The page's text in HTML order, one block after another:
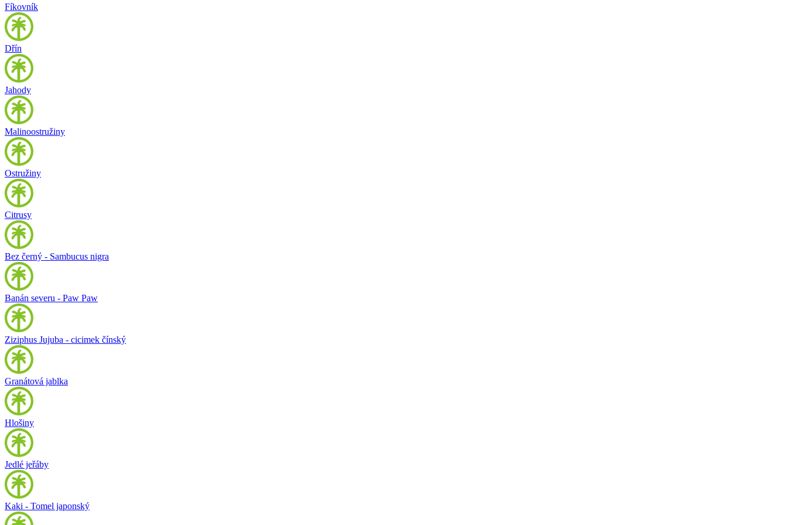
Fíkovník
Dřín
Jahody
Malinoostružiny
Ostružiny
Citrusy
Bez černý - Sambucus nigra
Banán severu - Paw Paw
Ziziphus Jujuba - cicimek čínský
Granátová jablka
Hlošiny
Jedlé jeřáby
Kaki - Tomel japonský